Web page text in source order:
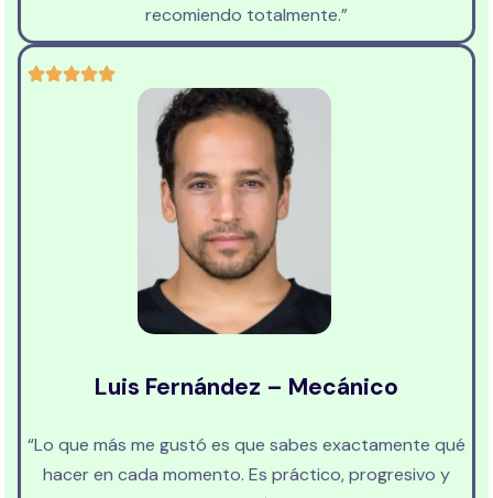
recomiendo totalmente.”
Luis Fernández – Mecánico
“Lo que más me gustó es que sabes exactamente qué
hacer en cada momento. Es práctico, progresivo y